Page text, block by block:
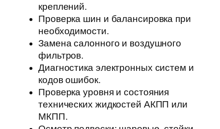
креплений.
Проверка шин и балансировка при
необходимости.
Замена салонного и воздушного
фильтров.
Диагностика электронных систем и
кодов ошибок.
Проверка уровня и состояния
технических жидкостей АКПП или
МКПП.